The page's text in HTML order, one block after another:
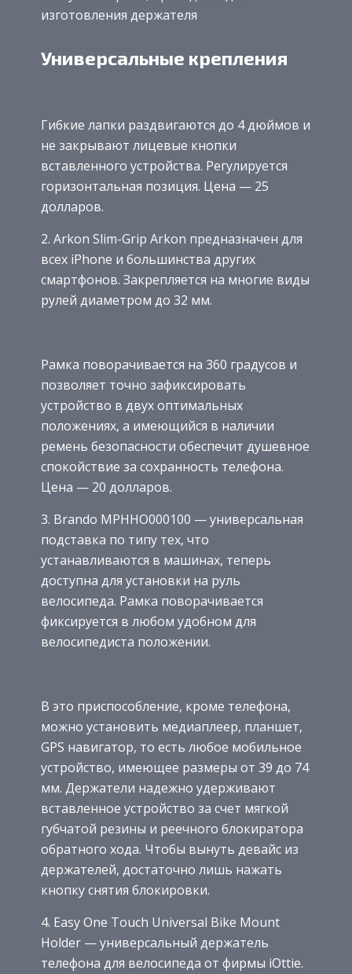
изготовления держателя
Универсальные крепления
Гибкие лапки раздвигаются до 4 дюймов и
не закрывают лицевые кнопки
вставленного устройства. Регулируется
горизонтальная позиция. Цена — 25
долларов.
2. Arkon Slim-Grip Arkon предназначен для
всех iPhone и большинства других
смартфонов. Закрепляется на многие виды
рулей диаметром до 32 мм.
Рамка поворачивается на 360 градусов и
позволяет точно зафиксировать
устройство в двух оптимальных
положениях, а имеющийся в наличии
ремень безопасности обеспечит душевное
спокойствие за сохранность телефона.
Цена — 20 долларов.
3. Brando MPHHO000100 — универсальная
подставка по типу тех, что
устанавливаются в машинах, теперь
доступна для установки на руль
велосипеда. Рамка поворачивается
фиксируется в любом удобном для
велосипедиста положении.
В это приспособление, кроме телефона,
можно установить медиаплеер, планшет,
GPS навигатор, то есть любое мобильное
устройство, имеющее размеры от 39 до 74
мм. Держатели надежно удерживают
вставленное устройство за счет мягкой
губчатой резины и реечного блокиратора
обратного хода. Чтобы вынуть девайс из
держателей, достаточно лишь нажать
кнопку снятия блокировки.
4. Easy One Touch Universal Bike Mount
Holder — универсальный держатель
телефона для велосипеда от фирмы iOttie.